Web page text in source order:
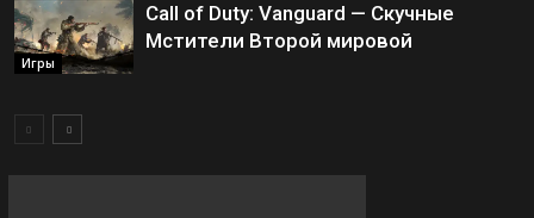
Игры
Call of Duty: Vanguard — Скучные
Мстители Второй мировой